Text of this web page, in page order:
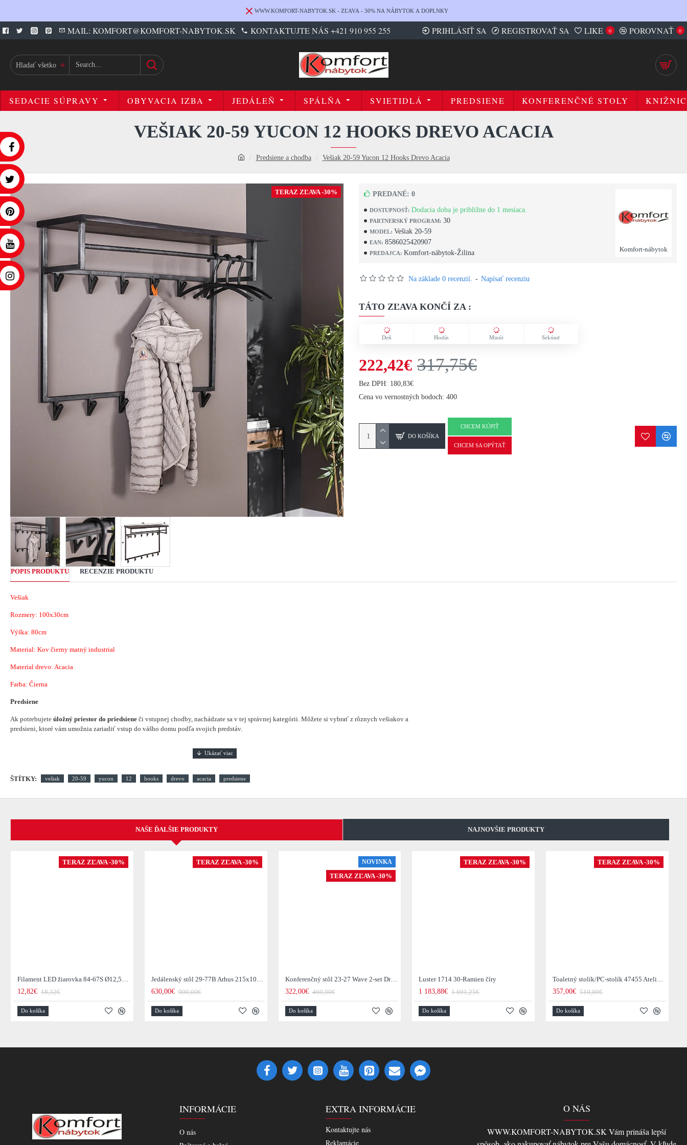
WWW.KOMFORT-NABYTOK.SK - ZĽAVA - 30% NA NÁBYTOK A DOPLNKY
MAIL: KOMFORT@KOMFORT-NABYTOK.SK KONTAKTUJTE NÁS +421 910 955 255 PRIHLÁSIŤ SA REGISTROVAŤ SA LIKE 0 POROVNAŤ 0
Hladať všetko
SEDACIE SÚPRAVY OBYVACIA IZBA JEDÁLEŇ SPÁLŇA SVIETIDLÁ PREDSIENE KONFERENČNÉ STOLY
Predsiene a chodba Vešiak 20-59 Yucon 12 Hooks Drevo Acacia
VEŠIAK 20-59 YUCON 12 HOOKS DREVO ACACIA
TERAZ ZĽAVA -30%
DOSTUPNOSŤ: Dodacia doba je približne do 1 mesiaca.
PARTNERSKÝ PROGRAM: 30
MODEL: Vešiak 20-59
EAN: 8586025420907
PREDAJCA: Komfort-nábytok-Žilina Komfort-nábytok
PREDANÉ: 0
Na základe 0 recenzií. - Napísať recenziu
TÁTO ZĽAVA KONČÍ ZA :
Deň Hodín Minút Sekúnd
222,42€ 317,75€
Bez DPH: 180,83€
Cena vo vernostných bodoch: 400
DO KOŠÍKA
CHCEM KÚPIŤ
CHCEM SA OPÝTAŤ
POPIS PRODUKTU RECENZIE PRODUKTU
Vešiak
Rozmery: 100x30cm
Výška: 80cm
Material: Kov čierny matný industrial
Material drevo: Acacia
Farba: Čierna
Predsiene
Ak potrebujete úložný priestor do priedsiene či vstupnej chodby, nachádzate sa v tej správnej kategórii. Môžete si vybrať z rôznych vešiakov a
predsieni, ktoré vám umožnia zariadiť vstup do vášho domu podľa svojich predstáv.
ŠTÍTKY: vešiak 20-59 yucon 12 hooks drevo acacia predsiene
NAŠE ĎALŠIE PRODUKTY NAJNOVŠIE PRODUKTY
TERAZ ZĽAVA -30%
Filament LED žiarovka 84-67S Ø12,5cm Smoke grey glass
12,82€ 18,32€
Do košíka
TERAZ ZĽAVA -30%
Jedálenský stôl 29-77B Arhus 215x105cm Drevo Hnedá Acacia
630,00€ 900,00€
Do košíka
NOVINKA
TERAZ ZĽAVA -30%
Konferenčný stôl 23-27 Wave 2-set Drevo Mango
322,00€ 460,00€
Do košíka
TERAZ ZĽAVA -30%
Luster 1714 30-Ramien číry
1 183,88€ 1 691,25€
Do košíka
TERAZ ZĽAVA -30%
Toaletný stolík/PC-stolík 47455 Atelier 120cm Natural Dub Dyha
357,00€ 510,00€
Do košíka
INFORMÁCIE
O nás
EXTRA INFORMÁCIE
Kontaktujte nás
Reklamácie
O NÁS
WWW.KOMFORT-NABYTOK.SK Vám prináša lepší